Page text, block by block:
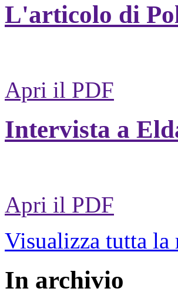
L'articolo di
Apri il PDF
Intervista a
Apri il PDF
Visualizza tutta la
In archivio